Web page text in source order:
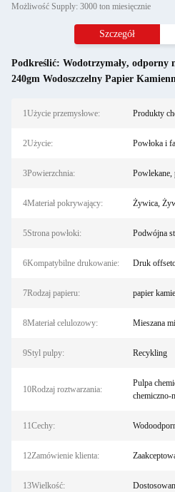
Możliwość Supply: 3000 ton miesięcznie
Szczegół
Podkreślić: Wodotrzymały, odporny
240gm Wodoszczelny Papier
1Użycie przemysłowe: Produkty
2Użycie: Powłoka i
3Powierzchnia: Powlekane,
4Materiał pokrywający: Żywica,
5Strona powłoki: Podwójna
6Kompatybilne drukowanie: Druk
7Rodzaj papieru: papier
8Materiał celulozowy: Mieszana
9Styl pulpy: Recykling
10Rodzaj roztwarzania:
Pulpa
chemiczno-
11Cechy:
12Zamówienie klienta:
13Wielkość: